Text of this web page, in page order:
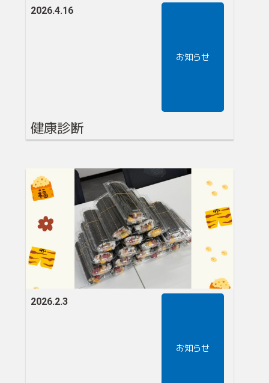
2026.4.16
お知らせ
健康診断
2026.2.3
お知らせ